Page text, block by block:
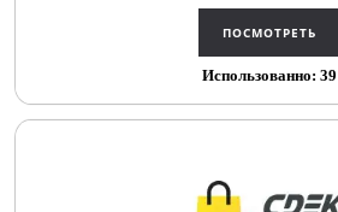
Использованно: 39